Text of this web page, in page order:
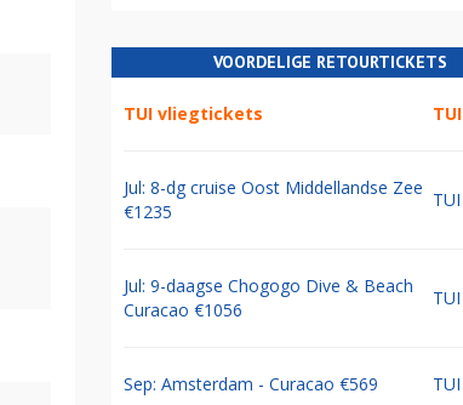
VOORDELIGE RETOURTICKETS
TUI vliegtickets TUI
Jul: 8-dg cruise Oost Middellandse Zee
€1235
TUI
Jul: 9-daagse Chogogo Dive & Beach
Curacao €1056
TUI
Sep: Amsterdam - Curacao €569 TUI